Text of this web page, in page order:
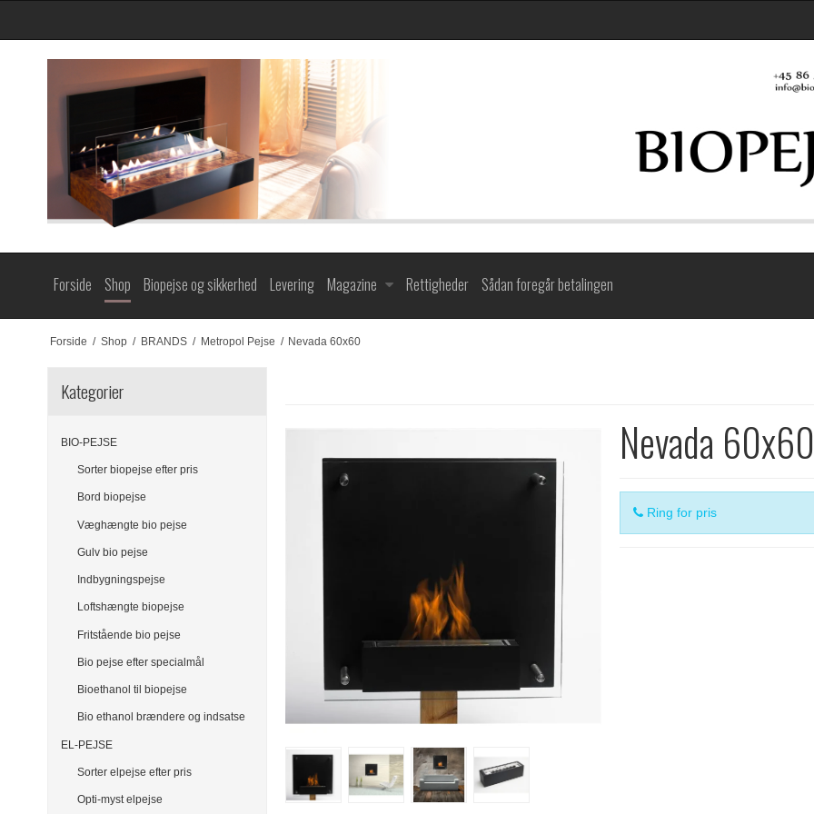
Forside Shop Biopejse og sikkerhed Levering Magazine Rettigheder Sådan foregår betalingen
Forside / Shop / BRANDS / Metropol Pejse / Nevada 60x60
Kategorier
BIO-PEJSE
Sorter biopejse efter pris
Bord biopejse
Væghængte bio pejse
Gulv bio pejse
Indbygningspejse
Loftshængte biopejse
Fritstående bio pejse
Bio pejse efter specialmål
Bioethanol til biopejse
Bio ethanol brændere og indsatse
EL-PEJSE
Sorter elpejse efter pris
Opti-myst elpejse
Nevada 60x60
Ring for pris